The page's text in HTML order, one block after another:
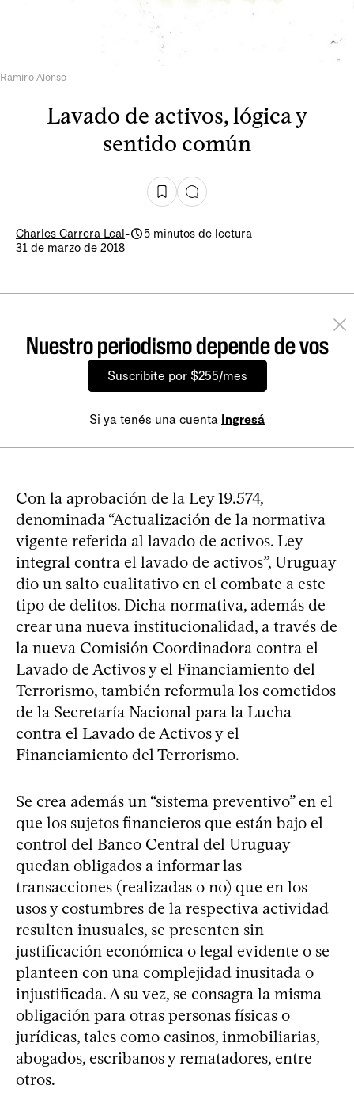
Ramiro Alonso
Lavado de activos, lógica y
sentido común
Charles Carrera Leal-
5 minutos de lectura
31 de marzo de 2018
Nuestro periodismo depende de vos
Suscribite por $255/mes
Si ya tenés una cuenta Ingresá
Con la aprobación de la Ley 19.574,
denominada “Actualización de la normativa
vigente referida al lavado de activos. Ley
integral contra el lavado de activos”, Uruguay
dio un salto cualitativo en el combate a este
tipo de delitos. Dicha normativa, además de
crear una nueva institucionalidad, a través de
la nueva Comisión Coordinadora contra el
Lavado de Activos y el Financiamiento del
Terrorismo, también reformula los cometidos
de la Secretaría Nacional para la Lucha
contra el Lavado de Activos y el
Financiamiento del Terrorismo.
Se crea además un “sistema preventivo” en el
que los sujetos financieros que están bajo el
control del Banco Central del Uruguay
quedan obligados a informar las
transacciones (realizadas o no) que en los
usos y costumbres de la respectiva actividad
resulten inusuales, se presenten sin
justificación económica o legal evidente o se
planteen con una complejidad inusitada o
injustificada. A su vez, se consagra la misma
obligación para otras personas físicas o
jurídicas, tales como casinos, inmobiliarias,
abogados, escribanos y rematadores, entre
otros.